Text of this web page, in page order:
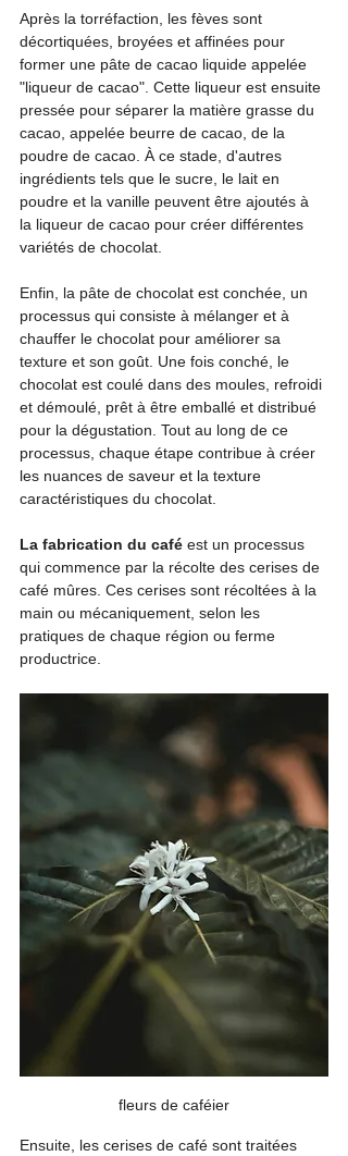
Après la torréfaction, les fèves sont
décortiquées, broyées et affinées pour
former une pâte de cacao liquide appelée
"liqueur de cacao". Cette liqueur est ensuite
pressée pour séparer la matière grasse du
cacao, appelée beurre de cacao, de la
poudre de cacao. À ce stade, d'autres
ingrédients tels que le sucre, le lait en
poudre et la vanille peuvent être ajoutés à
la liqueur de cacao pour créer différentes
variétés de chocolat.
Enfin, la pâte de chocolat est conchée, un
processus qui consiste à mélanger et à
chauffer le chocolat pour améliorer sa
texture et son goût. Une fois conché, le
chocolat est coulé dans des moules, refroidi
et démoulé, prêt à être emballé et distribué
pour la dégustation. Tout au long de ce
processus, chaque étape contribue à créer
les nuances de saveur et la texture
caractéristiques du chocolat.
La fabrication du café est un processus
qui commence par la récolte des cerises de
café mûres. Ces cerises sont récoltées à la
main ou mécaniquement, selon les
pratiques de chaque région ou ferme
productrice.
fleurs de caféier
Ensuite, les cerises de café sont traitées